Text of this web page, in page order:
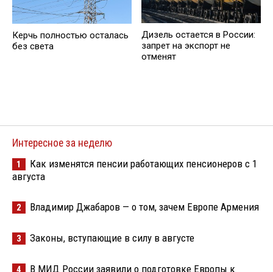
Керчь полностью осталась
без света
Дизель остается в России:
запрет на экспорт не
отменят
Интересное за неделю
1
Как изменятся пенсии работающих пенсионеров с 1
августа
2 Владимир Джабаров — о том, зачем Европе Армения
3 Законы, вступающие в силу в августе
4
В МИД России заявили о подготовке Европы к